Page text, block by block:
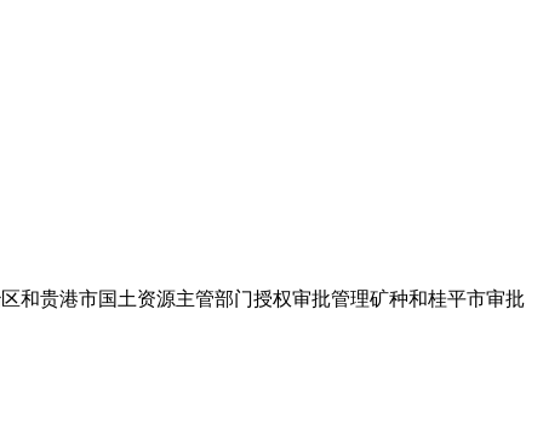
和贵港市国土资源主管部门授权审批管理矿种和桂平市审批